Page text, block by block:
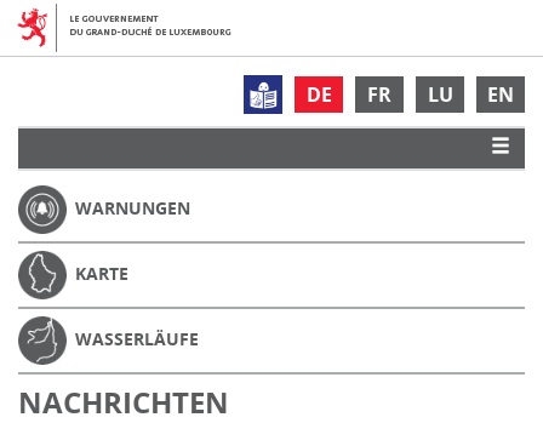
DE FR LU EN
WARNUNGEN
KARTE
WASSERLÄUFE
NACHRICHTEN